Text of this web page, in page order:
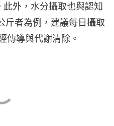
外，水分攝取也與認知
斤者為例，建議每日攝取
傳導與代謝清除。